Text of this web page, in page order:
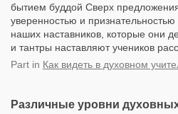
бытием буддой Сверх
уверенностью и
наших наставников, которые они
и тантры наставляют учеников
Part in Как видеть в духовном
Различные уровни